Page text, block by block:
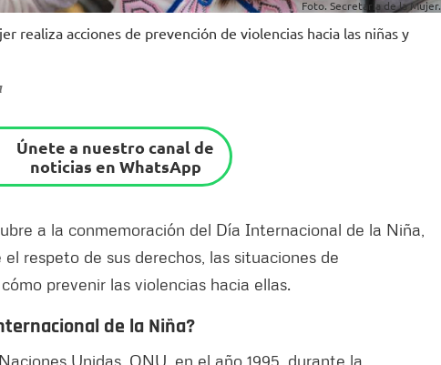
Foto. Secretaría de la Mujer.
realiza acciones de prevención de violencias hacia las niñas y
Únete a nuestro canal de
noticias en WhatsApp
a la conmemoración del Día Internacional de la Niña,
respeto de sus derechos, las situaciones de
prevenir las violencias hacia ellas.
de la Niña?
Unidas, ONU, en el año 1995, durante la